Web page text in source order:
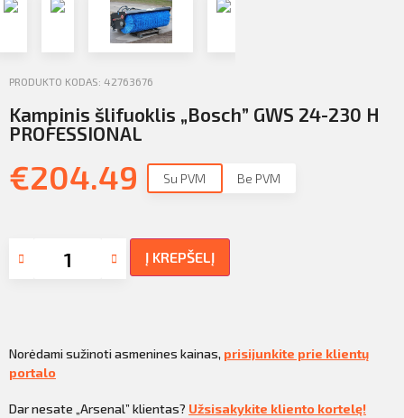
Kontaktai
PRODUKTO KODAS: 42763676
Kampinis šlifuoklis „Bosch” GWS 24-230 H
PROFESSIONAL
€204.49 Su PVM Be PVM
Į KREPŠELĮ
Norėdami sužinoti asmenines kainas, prisijunkite prie klientų
portalo
Dar nesate „Arsenal” klientas? Užsisakykite kliento kortelę!